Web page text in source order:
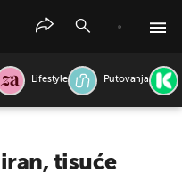
Lifestyle Putovanja
tisuće